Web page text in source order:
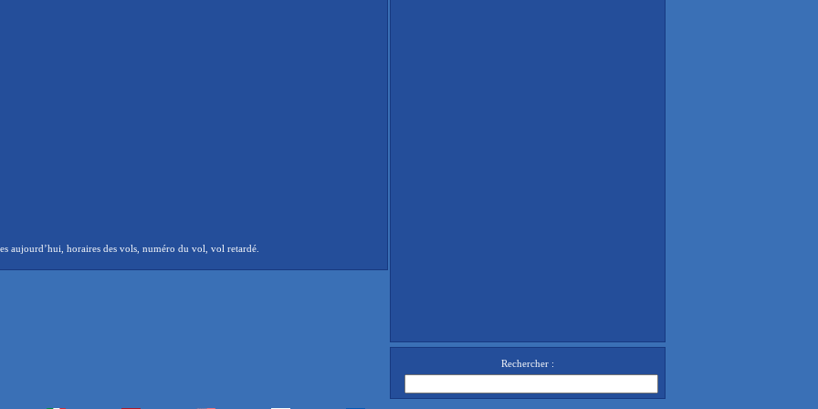
aujourd’hui, horaires des vols, numéro du vol, vol retardé.
Rechercher :